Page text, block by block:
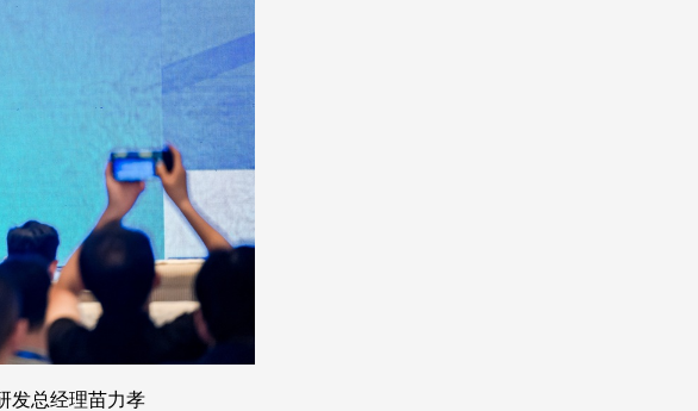
发总经理苗力孝